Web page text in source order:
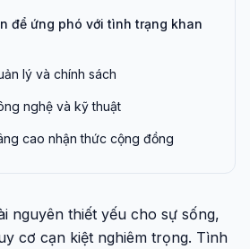
để ứng phó với tình trạng khan
lý và chính sách
nghệ và kỹ thuật
cao nhận thức cộng đồng
nguyên thiết yếu cho sự sống,
cơ cạn kiệt nghiêm trọng. Tình